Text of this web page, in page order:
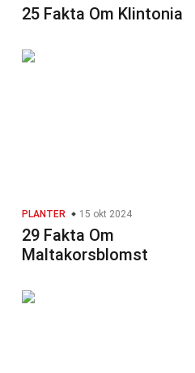
25 Fakta Om Klintonia
PLANTER 15 okt 2024
29 Fakta Om
Maltakorsblomst